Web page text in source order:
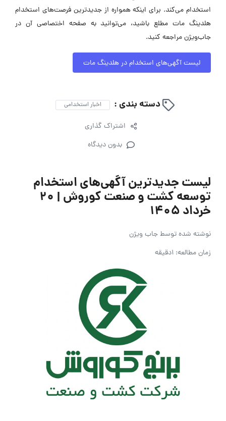
استخدام می‌کند. برای اینکه همواره از جدیدترین فرصت‌های استخدام
هلدینگ مات مطلع باشید، می‌توانید به صفحه اختصاصی آن در
جاب‌ویژن مراجعه کنید.
لیست آگهی‌های استخدام در هلدینگ مات
دسته بندی : اخبار استخدامی
اشتراک گذاری
بدون دیدگاه
لیست جدیدترین آگهی‌های استخدام
توسعه کشت و صنعت کوروش | ۲۰
خرداد ۱۴۰۵
نوشته شده توسطجاب ویژن
زمان مطالعه: 1دقیقه